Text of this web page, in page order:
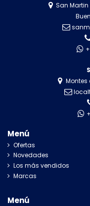
San
Montes
Menú
Ofertas
Novedades
Los más vendidos
Marcas
Menú